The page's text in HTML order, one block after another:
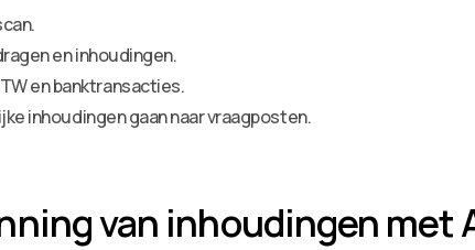
en inhoudingen.
en banktransacties.
inhoudingen gaan naar vraagposten.
van inhoudingen met